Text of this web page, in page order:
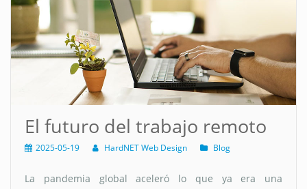
El futuro del trabajo remoto
2025-05-19 HardNET Web Design Blog
La pandemia global aceleró lo que ya era una